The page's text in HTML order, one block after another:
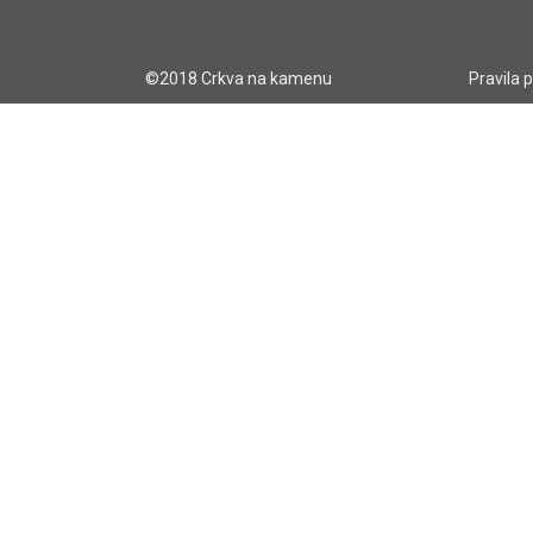
©2018 Crkva na kamenu Pravila